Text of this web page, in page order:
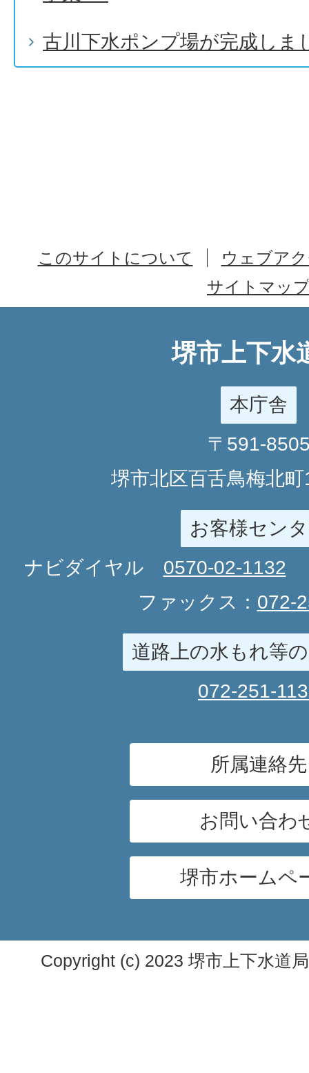
古川下水ポンプ場が完成しま
このサイトについて
ウェブア
サイトマッ
堺市上下水
本庁舎
〒591-
堺市北区百舌鳥梅北
お客様セン
ナビダイヤル 0570-02-1132
ファックス： 072-
道路上の水もれ等
072-251-
所属連絡先
お問い合わ
堺市ホームペ
Copyright (c) 2023 堺市上下水道